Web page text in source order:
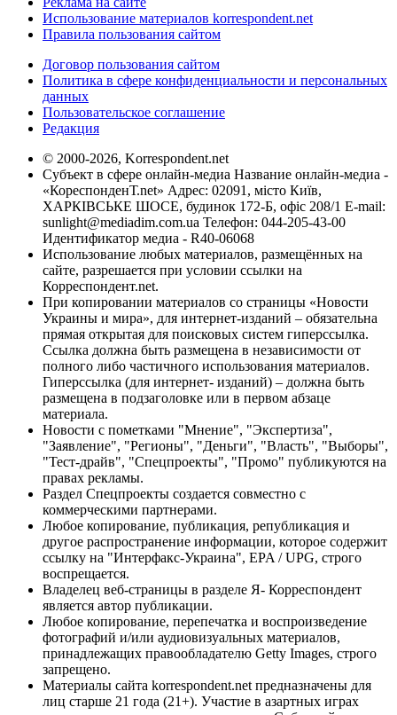
Использование материалов korrespondent.net
Правила пользования сайтом
Договор пользования сайтом
Политика в сфере конфиденциальности и персональных
данных
Пользовательское соглашение
Редакция
© 2000-2026, Korrespondent.net
Субъект в сфере онлайн-медиа Название онлайн-медиа -
«КореспонденТ.net» Адрес: 02091, місто Київ,
ХАРКІВСЬКЕ ШОСЕ, будинок 172-Б, офіс 208/1 E-mail:
sunlight@mediadim.com.ua Телефон: 044-205-43-00
Идентификатор медиа - R40-06068
Использование любых материалов, размещённых на
сайте, разрешается при условии ссылки на
Корреспондент.net.
При копировании материалов со страницы «Новости
Украины и мира», для интернет-изданий – обязательна
прямая открытая для поисковых систем гиперссылка.
Ссылка должна быть размещена в независимости от
полного либо частичного использования материалов.
Гиперссылка (для интернет- изданий) – должна быть
размещена в подзаголовке или в первом абзаце
материала.
Новости с пометками "Мнение", "Экспертиза",
"Заявление", "Регионы", "Деньги", "Власть", "Выборы",
"Тест-драйв", "Спецпроекты", "Промо" публикуются на
правах рекламы.
Раздел Спецпроекты создается совместно с
коммерческими партнерами.
Любое копирование, публикация, републикация и
другое распространение информации, которое содержит
ссылку на "Интерфакс-Украина", EPA / UPG, строго
воспрещается.
Владелец веб-страницы в разделе Я- Корреспондент
является автор публикации.
Любое копирование, перепечатка и воспроизведение
фотографий и/или аудиовизуальных материалов,
принадлежащих правообладателю Getty Images, строго
запрещено.
Материалы сайта korrespondent.net предназначены для
лиц старше 21 года (21+). Участие в азартных играх